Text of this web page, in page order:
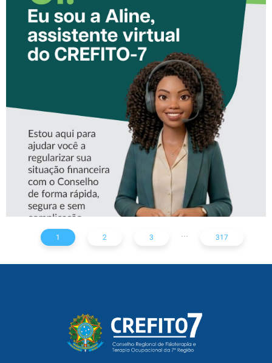
CONHEÇA A ‘ALINE’,
ASSISTENTE VIRTUAL DO
CREFITO-7
1 2 3 ... 317